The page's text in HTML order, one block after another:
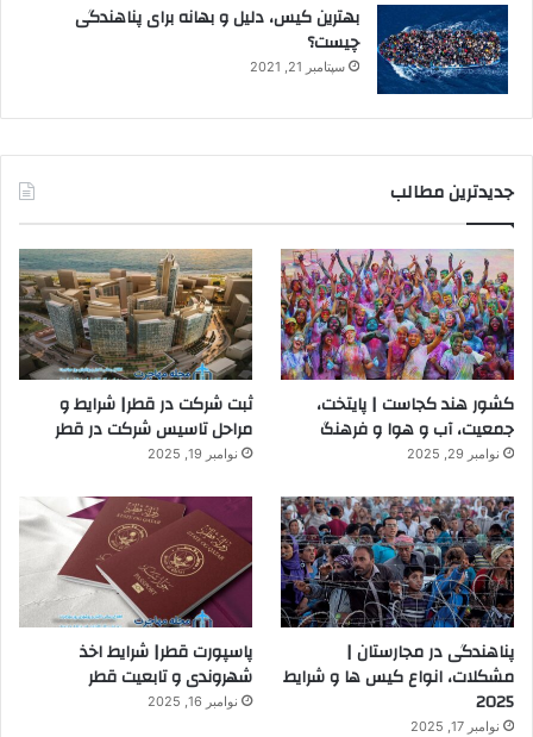
بهترین کیس، دلیل و بهانه برای پناهندگی
چیست؟
سپتامبر 21, 2021
جدیدترین مطالب
کشور هند کجاست | پایتخت،
جمعیت، آب و هوا و فرهنگ
نوامبر 29, 2025
ثبت شرکت در قطر| شرایط و
مراحل تاسیس شرکت در قطر
نوامبر 19, 2025
پناهندگی در مجارستان |
مشکلات، انواع کیس ها و شرایط
2025
نوامبر 17, 2025
پاسپورت قطر| شرایط اخذ
شهروندی و تابعیت قطر
نوامبر 16, 2025